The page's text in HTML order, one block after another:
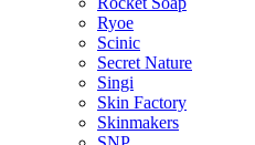
Ryoe
Scinic
Secret Nature
Singi
Skin Factory
Skinmakers